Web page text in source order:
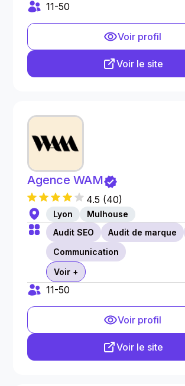
11-50
Voir profil
Voir le site
Agence WAM
4.5 (40)
Lyon
Mulhouse
Audit SEO
Audit de marque
Communication
Voir +
11-50
Voir profil
Voir le site